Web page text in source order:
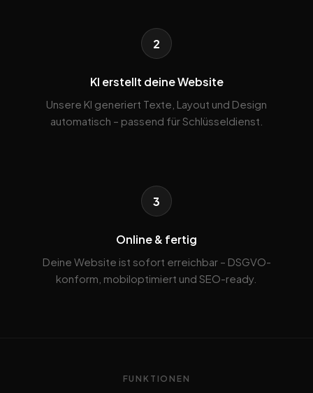
2
KI erstellt deine Website
Unsere KI generiert Texte, Layout und Design
automatisch – passend für Schlüsseldienst.
3
Online & fertig
Deine Website ist sofort erreichbar – DSGVO-
konform, mobiloptimiert und SEO-ready.
FUNKTIONEN